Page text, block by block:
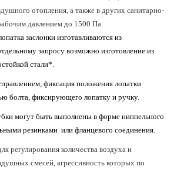
отопления, а также в других санитарно-
давлением до 1500 Па.
заслонки изготавливаются из
запросу возможно изготовление из
стали*.
фиксация положения лопатки
болта, фиксирующего лопатку и ручку.
могут быть выполнены в форме ниппельного
резинками или фланцевого соединения.
регулирования количества воздуха и
смесей, агрессивность которых по